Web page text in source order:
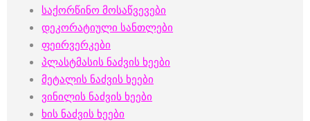
საქორწინო მოსაწვევები
დეკორატიული სანთლები
ფეირვერკები
პლასტმასის ნაძვის ხეები
მეტალის ნაძვის ხეები
ვინილის ნაძვის ხეები
ხის ნაძვის ხეები